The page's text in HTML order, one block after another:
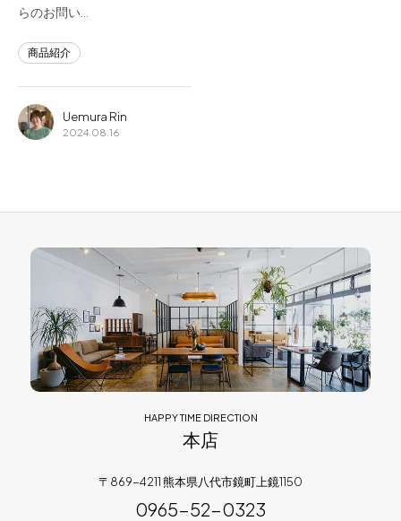
らのお問い…
商品紹介
Uemura Rin
2024.08.16
HAPPY TIME DIRECTION
本店
〒869-4211 熊本県八代市鏡町上鏡1150
0965-52-0323